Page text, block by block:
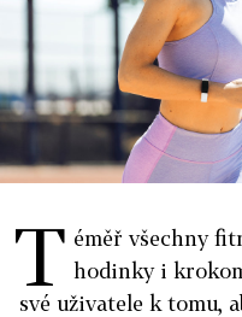
T éměř všechny
hodinky i
své uživatele k tomu,